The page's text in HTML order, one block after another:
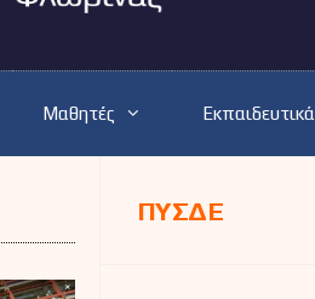
Μαθητές Εκπαιδευτικά
ΠΥΣΔΕ